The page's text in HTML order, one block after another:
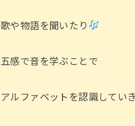
歌や物語を聞いたり
五感で音を学ぶことで
アルファベットを認識してい